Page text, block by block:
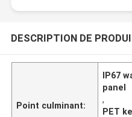
DESCRIPTION DE
Point culminant:
IP67
panel
,
PET